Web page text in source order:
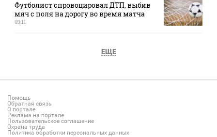
Футболист спровоцировал ДТП, выбив
мяч с поля на дорогу во время матча
09:11
ЕЩЕ
Помощь
Обратная связь
О портале
Реклама на портале
Пользовательское соглашение
Охрана труда
Политика обработки персональных данных